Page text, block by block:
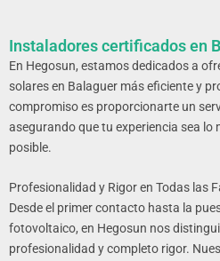
Instaladores certificados en
En Hegosun, estamos dedicados a
solares en Balaguer más eficiente y
compromiso es proporcionarte un
asegurando que tu experiencia sea lo
posible.
Profesionalidad y Rigor en Todas las
Desde el primer contacto hasta la
fotovoltaico, en Hegosun nos
profesionalidad y completo rigor.